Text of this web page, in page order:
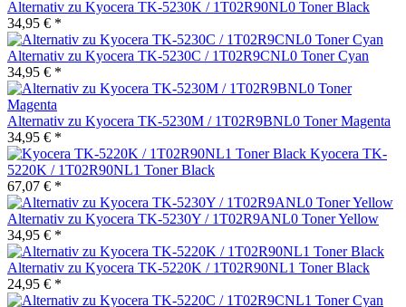
Alternativ zu Kyocera TK-5230K / 1T02R90NL0 Toner Black
34,95 € *
Alternativ zu Kyocera TK-5230C / 1T02R9CNL0 Toner Cyan
34,95 € *
Alternativ zu Kyocera TK-5230M / 1T02R9BNL0 Toner Magenta
34,95 € *
Kyocera TK-
5220K / 1T02R90NL1 Toner Black
67,07 € *
Alternativ zu Kyocera TK-5230Y / 1T02R9ANL0 Toner Yellow
34,95 € *
Alternativ zu Kyocera TK-5220K / 1T02R90NL1 Toner Black
24,95 € *